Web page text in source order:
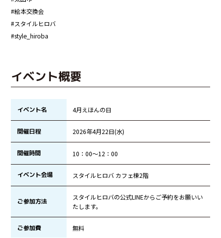
#絵本交換会
#スタイルヒロバ
#style_hiroba
イベント概要
イベント名 4月えほんの日
開催日程 2026年4月22日(水)
開催時間 10：00～12：00
イベント会場 スタイルヒロバ カフェ棟2階
ご参加方法
スタイルヒロバの公式LINEからご予約をお願いい
たします。
ご参加費 無料